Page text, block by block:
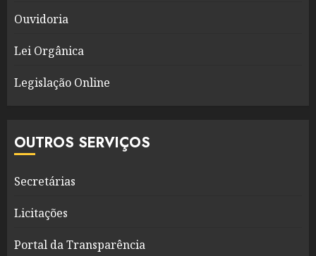
Ouvidoria
Lei Orgânica
Legislação Online
OUTROS SERVIÇOS
Secretárias
Licitações
Portal da Transparência